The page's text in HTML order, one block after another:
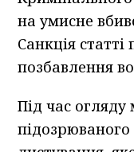
на умисне
Санкція
позбавлення
Під час